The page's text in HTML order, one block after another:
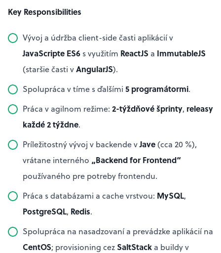
Key Responsibilities
Vývoj a údržba client-side časti aplikácií v
JavaScripte ES6 s využitím ReactJS a ImmutableJS
(staršie časti vAngularJS).
Spolupráca v tíme s ďalšími 5 programátormi.
Práca v agilnom režime: 2-týždňové šprinty, releasy
každé 2 týždne.
Príležitostný vývoj v backende vJave(cca 20 %),
vrátane interného „Backend for Frontend“
používaného pre potreby frontendu.
Práca s databázami a cache vrstvou: MySQL,
PostgreSQL, Redis.
Spolupráca na nasadzovaní a prevádzke aplikácií na
CentOS; provisioning cezSaltStack a buildy v